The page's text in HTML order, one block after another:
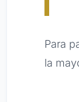
Para
la